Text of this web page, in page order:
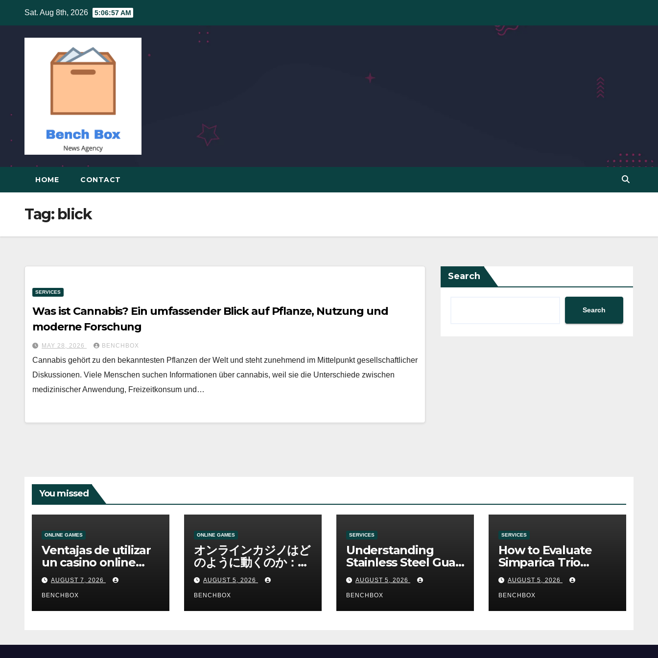
content
Sat. Aug 8th, 2026 5:06:58 AM
HOME CONTACT
Tag: blick
SERVICES
Was ist Cannabis? Ein umfassender Blick auf Pflanze, Nutzung und
moderne Forschung
MAY 28, 2026 BENCHBOX
Cannabis gehört zu den bekanntesten Pflanzen der Welt und steht zunehmend im Mittelpunkt gesellschaftlicher
Diskussionen. Viele Menschen suchen Informationen über cannabis, weil sie die Unterschiede zwischen
medizinischer Anwendung, Freizeitkonsum und…
Search
Search
You missed
ONLINE GAMES
Ventajas de utilizar
un casino online
moderno
AUGUST 7, 2026
BENCHBOX
ONLINE GAMES
オンラインカジノはど
のように動くのか：ゲ
ームと決済の仕組み
AUGUST 5, 2026
BENCHBOX
SERVICES
Understanding
Stainless Steel Gua
Sha Tools
AUGUST 5, 2026
BENCHBOX
SERVICES
How to Evaluate
Simparica Trio
Before Purchase
AUGUST 5, 2026
BENCHBOX